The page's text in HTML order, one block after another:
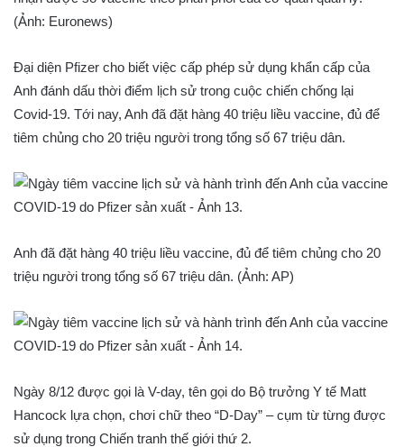
(Ảnh: Euronews)
Đại diện Pfizer cho biết việc cấp phép sử dụng khẩn cấp của
Anh đánh dấu thời điểm lịch sử trong cuộc chiến chống lại
Covid-19. Tới nay, Anh đã đặt hàng 40 triệu liều vaccine, đủ để
tiêm chủng cho 20 triệu người trong tổng số 67 triệu dân.
Anh đã đặt hàng 40 triệu liều vaccine, đủ để tiêm chủng cho 20
triệu người trong tổng số 67 triệu dân. (Ảnh: AP)
Ngày 8/12 được gọi là V-day, tên gọi do Bộ trưởng Y tế Matt
Hancock lựa chọn, chơi chữ theo “D-Day” – cụm từ từng được
sử dụng trong Chiến tranh thế giới thứ 2.